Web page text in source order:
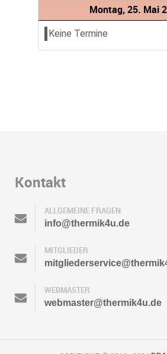
Montag, 25. Mai
Keine Termine
Kontakt
ALLGEMEINE FRAGEN
info@thermik4u.de
MITGLIEDER
WEBMASTER
webmaster@thermik4u.de